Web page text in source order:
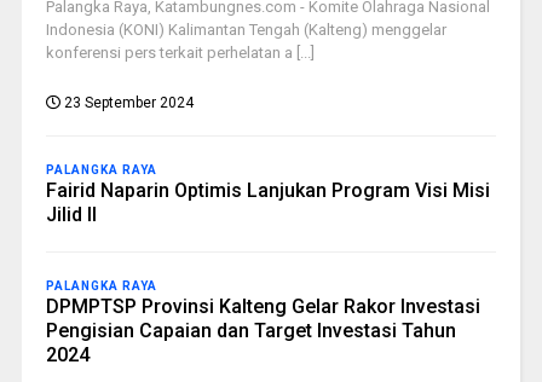
Palangka Raya, Katambungnes.com - Komite Olahraga Nasional
Indonesia (KONI) Kalimantan Tengah (Kalteng) menggelar
konferensi pers terkait perhelatan a [...]
23 September 2024
PALANGKA RAYA
Fairid Naparin Optimis Lanjukan Program Visi Misi
Jilid II
PALANGKA RAYA
DPMPTSP Provinsi Kalteng Gelar Rakor Investasi
Pengisian Capaian dan Target Investasi Tahun
2024